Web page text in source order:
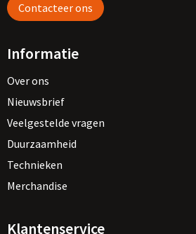
Contacteer ons
Informatie
Over ons
Nieuwsbrief
Veelgestelde vragen
Duurzaamheid
Technieken
Merchandise
Klantenservice